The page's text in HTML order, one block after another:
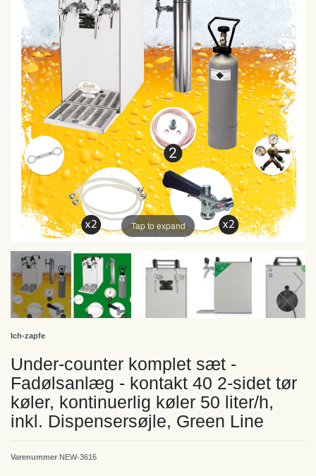
Tap to expand
Ich-zapfe
Under-counter komplet sæt -
Fadølsanlæg - kontakt 40 2-sidet tør
køler, kontinuerlig køler 50 liter/h,
inkl. Dispensersøjle, Green Line
Varenummer NEW-3616